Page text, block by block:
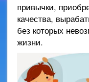
привычки,
качества,
без которых
жизни.